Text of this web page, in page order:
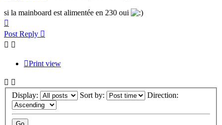
si la mainboard est alimentée en 230 oui
Post Reply
Print view
Display: Sort by: Direction: